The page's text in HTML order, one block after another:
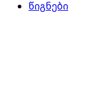
წიგნები